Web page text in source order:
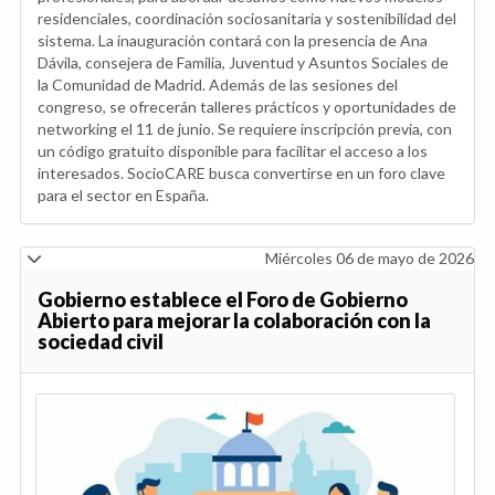
residenciales, coordinación sociosanitaria y sostenibilidad del
sistema. La inauguración contará con la presencia de Ana
Dávila, consejera de Familia, Juventud y Asuntos Sociales de
la Comunidad de Madrid. Además de las sesiones del
congreso, se ofrecerán talleres prácticos y oportunidades de
networking el 11 de junio. Se requiere inscripción previa, con
un código gratuito disponible para facilitar el acceso a los
interesados. SocioCARE busca convertirse en un foro clave
para el sector en España.
Miércoles 06 de mayo de 2026
Gobierno establece el Foro de Gobierno
Abierto para mejorar la colaboración con la
sociedad civil